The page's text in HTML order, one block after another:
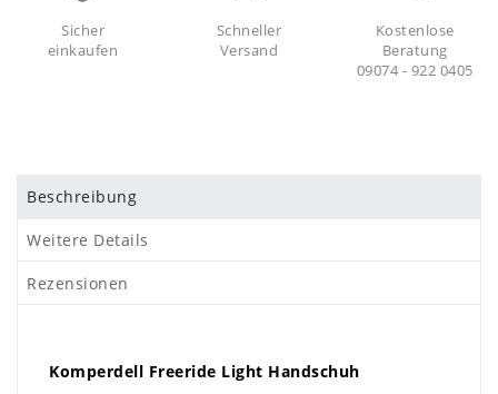
Sicher
einkaufen
Schneller
Versand
Kostenlose
Beratung
09074 - 922 0405
Beschreibung
Weitere Details
Rezensionen
Komperdell Freeride Light Handschuh